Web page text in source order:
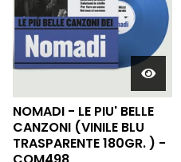
NOMADI - LE PIU' BELLE
CANZONI (VINILE BLU
TRASPARENTE 180GR. ) -